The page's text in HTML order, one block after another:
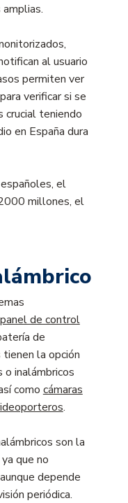
al usuario
permiten ver
verificar si se
crucial teniendo
en España dura
el
millones, el
panel de control
de
la opción
inalámbricos
como cámaras
.
son la
que no
depende
periódica.